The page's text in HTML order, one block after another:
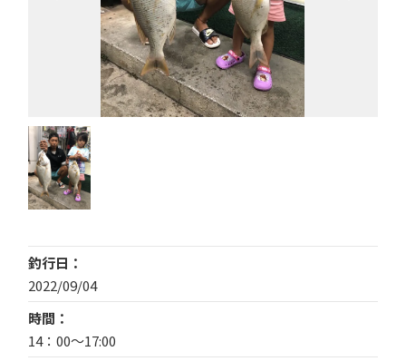
釣行日
2022/09/04
時間
14：00〜17:00